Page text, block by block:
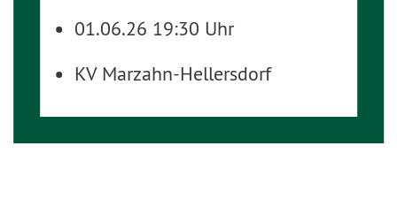
01.06.26 19:30 Uhr
KV Marzahn-Hellersdorf